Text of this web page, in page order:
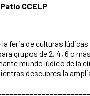
CCELP
feria de culturas
grupos de 2, 4, 6 o
mundo lúdico de la
descubres la